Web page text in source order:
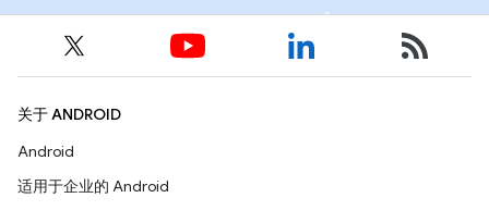
关于 ANDROID
Android
适用于企业的 Android